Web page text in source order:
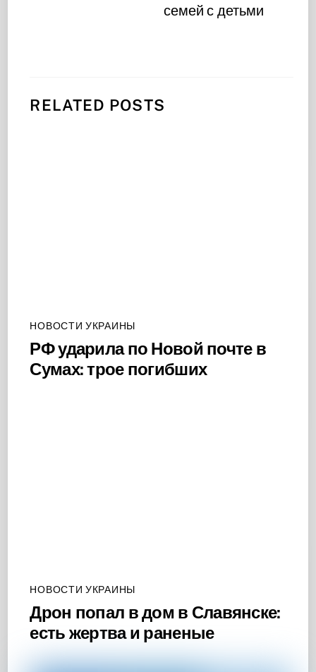
семей с детьми
RELATED POSTS
НОВОСТИ УКРАИНЫ
РФ ударила по Новой почте в
Сумах: трое погибших
НОВОСТИ УКРАИНЫ
Дрон попал в дом в Славянске:
есть жертва и раненые